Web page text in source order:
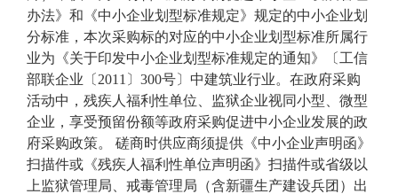
办法》和《中小企业划型标准规定》规定的中小企业划
分标准，本次采购标的对应的中小企业划型标准所属行
业为《关于印发中小企业划型标准规定的通知》〔工信
部联企业〔 2011〕300号〕中建筑业行业。在政府采购
活动中，残疾人福利性单位、监狱企业视同小型、微型
企业，享受预留份额等政府采购促进中小企业发展的政
府采购政策。 磋商时供应商须提供《中小企业声明函》
扫描件或《残疾人福利性单位声明函》扫描件或省级以
上监狱管理局、戒毒管理局（含新疆生产建设兵团）出